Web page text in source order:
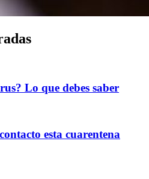
Lo que debes saber
esta cuarentena